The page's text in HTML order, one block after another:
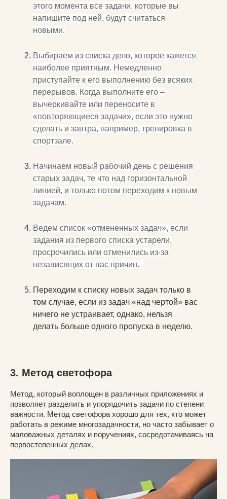
этого момента все задачи, которые вы
напишите под ней, будут считаться
новыми.
Выбираем из списка дело, которое кажется
наиболее приятным. Немедленно
приступайте к его выполнению без всяких
перерывов. Когда выполните его –
вычеркивайте или переносите в
«повторяющиеся задачи», если это нужно
сделать и завтра, например, тренировка в
спортзале.
Начинаем новый рабочий день с решения
старых задач, те что над горизонтальной
линией, и только потом переходим к новым
задачам.
Ведем список «отмененных задач», если
задания из первого списка устарели,
просрочились или отменились из-за
независящих от вас причин.
Переходим к списку новых задач только в
том случае, если из задач «над чертой» вас
ничего не устраивает, однако, нельзя
делать больше одного пропуска в неделю.
3. Метод светофора
Метод, который воплощен в различных приложениях и
позволяет разделить и упорядочить задачи по степени
важности. Метод светофора хорошо для тех, кто может
работать в режиме многозадачности, но часто забывает о
маловажных деталях и поручениях, сосредотачиваясь на
первостепенных делах.